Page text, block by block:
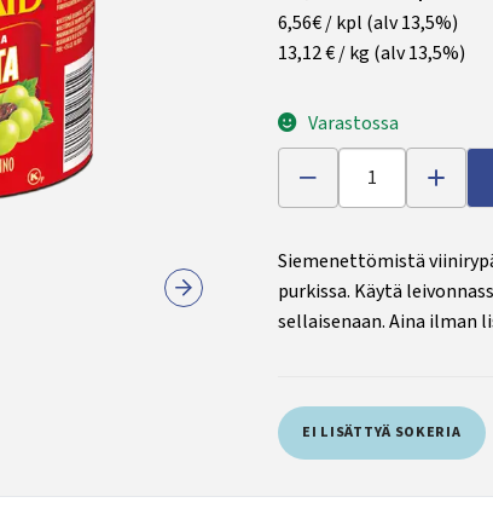
6,56€ / kpl (alv 13,5%)
13,12 € / kg (alv 13,5%)
Varastossa
Siemenettömistä
purkissa. Käytä
sellaisenaan. Aina ilman
EI LISÄTTYÄ SOKERIA